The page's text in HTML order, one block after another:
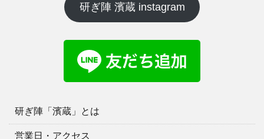
研ぎ陣 濱蔵 instagram
研ぎ陣「濱蔵」とは
営業日・アクセス